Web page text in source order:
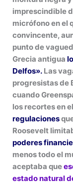
imprescindible
micrófono en el
convincente,
punto de
Grecia antigua
Delfos». Las
progresistas de
cuando
los recortes en
regulaciones
Roosevelt
poderes
menos todo el
aceptaba que
estado natural